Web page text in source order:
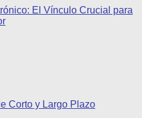
El Vínculo Crucial para
Corto y Largo Plazo